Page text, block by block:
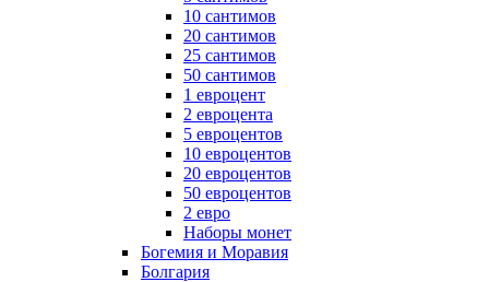
10 сантимов
20 сантимов
25 сантимов
50 сантимов
1 евроцент
2 евроцента
5 евроцентов
10 евроцентов
20 евроцентов
50 евроцентов
2 евро
Наборы монет
Богемия и Моравия
Болгария